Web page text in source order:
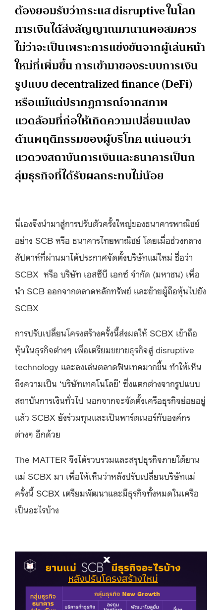
ต้องยอมรับว่ากระแส disruptive ในโลก
การเงินได้ส่งสัญญาณมานานพอสมควร
ไม่ว่าจะเป็นเพราะการแข่งขันจากผู้เล่นหน้า
ใหม่ที่เพิ่มขึ้น การเข้ามาของระบบการเงิน
รูปแบบ decentralized finance (DeFi)
หรือแม้แต่ปรากฏการณ์จากสภาพ
แวดล้อมที่ก่อให้เกิดความเปลี่ยนแปลง
ด้านพฤติกรรมของผู้บริโภค แน่นอนว่า
แวดวงสถาบันการเงินและธนาคารเป็นก
ลุ่มธุรกิจที่ได้รับผลกระทบไม่น้อย
นี่เองจึงนำมาสู่การปรับตัวครั้งใหญ่ของธนาคารพาณิชย์
อย่าง SCB หรือ ธนาคารไทยพาณิชย์ โดยเมื่อช่วงกลาง
สัปดาห์ที่ผ่านมาได้ประกาศจัดตั้งบริษัทแม่ใหม่ ชื่อว่า
SCBX หรือ บริษัท เอสซีบี เอกซ์ จำกัด (มหาชน) เพื่อ
นำ SCB ออกจากตลาดหลักทรัพย์ และย้ายผู้ถือหุ้นไปยัง
SCBX
การปรับเปลี่ยนโครงสร้างครั้งนี้ส่งผลให้ SCBX เข้าถือ
หุ้นในธุรกิจต่างๆ เพื่อเตรียมขยายธุรกิจสู่ disruptive
technology และลงเล่นตลาดฟินเทคมากขึ้น ทำให้เห็น
ถึงความเป็น ‘บริษัทเทคโนโลยี’ ซึ่งแตกต่างจากรูปแบบ
สถาบันการเงินทั่วไป นอกจากจะจัดตั้งเครือธุรกิจย่อยอยู่
แล้ว SCBX ยังร่วมทุนและเป็นพาร์ตเนอร์กับองค์กร
ต่างๆ อีกด้วย
The MATTER จึงได้รวบรวมและสรุปธุรกิจภายใต้ยาน
แม่ SCBX มา เพื่อให้เห็นว่าหลังปรับเปลี่ยนบริษัทแม่
ครั้งนี้ SCBX เตรียมพัฒนาและมีธุรกิจทั้งหมดในเครือ
เป็นอะไรบ้าง